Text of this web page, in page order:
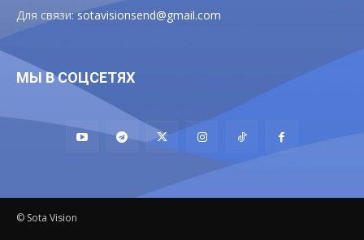
Для связи:sotavisionsend@gmail.com
МЫ В СОЦСЕТЯХ
© Sota Vision